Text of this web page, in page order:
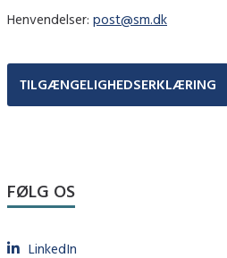
Henvendelser: post@sm.dk
TILGÆNGELIGHEDSERKLÆRING
FØLG OS
LinkedIn